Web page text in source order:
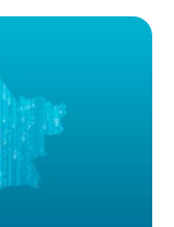
и
РК Багдат
и